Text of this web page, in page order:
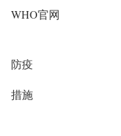
WHO官网
防疫
措施